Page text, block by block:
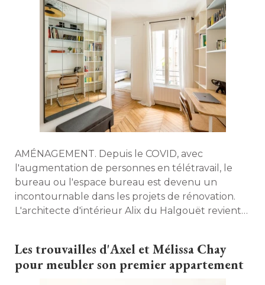
AMÉNAGEMENT. Depuis le COVID, avec
l'augmentation de personnes en télétravail, le
bureau ou l'espace bureau est devenu un
incontournable dans les projets de rénovation.
L'architecte d'intérieur Alix du Halgouët revient
Les trouvailles d'Axel et Mélissa Chay
pour meubler son premier appartement